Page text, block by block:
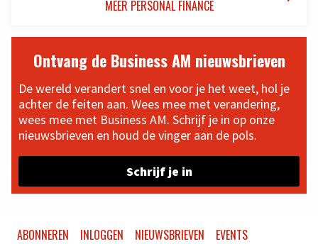
MEER PERSONAL FINANCE
Ontvang de Business AM nieuwsbrieven
De wereld verandert snel en voor je het weet, hol je
achter de feiten aan. Wees mee met verandering,
wees mee met Business AM. Schrijf je in op onze
nieuwsbrieven en houd de vinger aan de pols.
Schrijf je in
ABONNEREN INLOGGEN NIEUWSBRIEVEN
EVENTS